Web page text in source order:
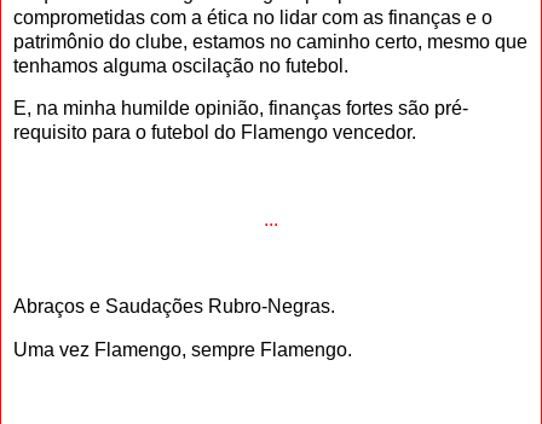
comprometidas com a ética no lidar com as finanças e o
patrimônio do clube, estamos no caminho certo, mesmo que
tenhamos alguma oscilação no futebol.
E, na minha humilde opinião, finanças fortes são pré-
requisito para o futebol do Flamengo vencedor.
...
Abraços e Saudações Rubro-Negras.
Uma vez Flamengo, sempre Flamengo.